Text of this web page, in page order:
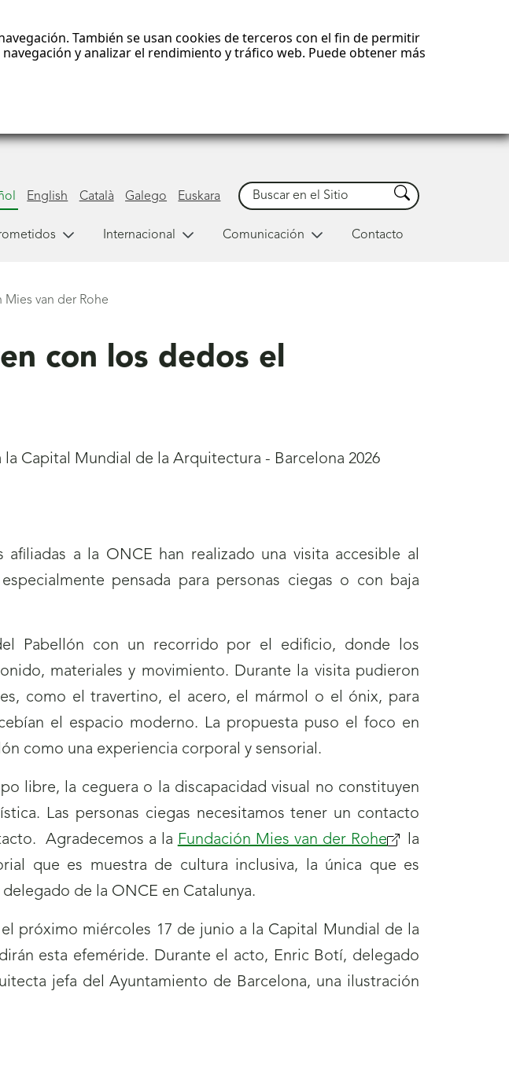
También se usan cookies de terceros con el fin de permitir
y analizar el rendimiento y tráfico web. Puede obtener más
English Català Galego Euskara
Buscar Buscar
Internacional Comunicación Contacto
van der Rohe
con los dedos el
Capital Mundial de la Arquitectura - Barcelona 2026
a la ONCE han realizado una visita accesible al
pensada para personas ciegas o con baja
Pabellón con un recorrido por el edificio, donde los
materiales y movimiento. Durante la visita pudieron
como el travertino, el acero, el mármol o el ónix, para
el espacio moderno. La propuesta puso el foco en
como una experiencia corporal y sensorial.
libre, la ceguera o la discapacidad visual no constituyen
Las personas ciegas necesitamos tener un contacto
Agradecemos a la Fundación Mies van der Rohe
la
que es muestra de cultura inclusiva, la única que es
delegado de la ONCE en Catalunya.
próximo miércoles 17 de junio a la Capital Mundial de la
esta efeméride. Durante el acto, Enric Botí, delegado
jefa del Ayuntamiento de Barcelona, una ilustración